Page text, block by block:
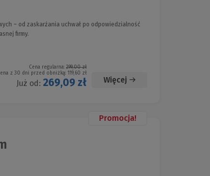
– od zaskarżania uchwał po odpowiedzialność
firmy.
Cena regularna: 299,00 zł
z 30 dni przed obniżką: 119,60 zł
Już od: 269,09 zł Więcej
Promocja!